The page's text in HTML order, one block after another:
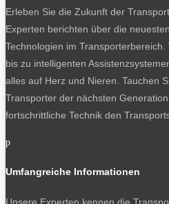
Erleben Sie die Zukunft der
Experten berichten über die
Technologien im
bis zu intelligenten
alles auf Herz und Nieren. Tauchen
Transporter der nächsten
fortschrittliche Technik den
p
Umfangreiche Informationen
Unsere Experten kennen die